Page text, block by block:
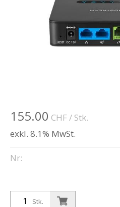
155.00 CHF/ Stk.
exkl. 8.1% MwSt.
Nr:
Stk.